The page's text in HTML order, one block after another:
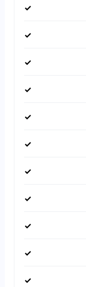
✓
✓
✓
✓
✓
✓
✓
✓
✓
✓
✓